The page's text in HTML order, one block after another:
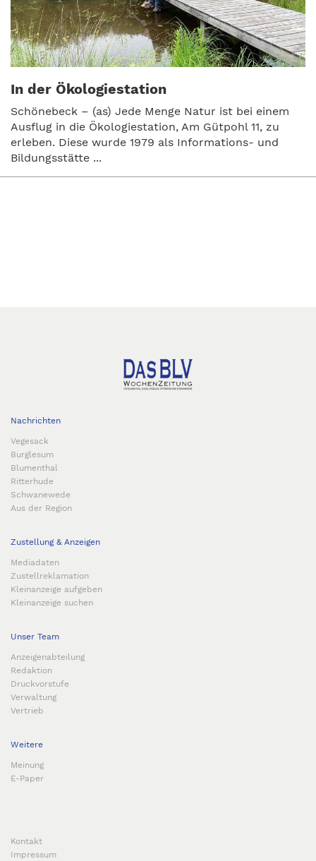
In der Ökologiestation
Schönebeck – (as) Jede Menge Natur ist bei einem
Ausflug in die Ökologiestation, Am Gütpohl 11, zu
erleben. Diese wurde 1979 als Informations- und
Bildungsstätte ...
Nachrichten
Vegesack
Burglesum
Blumenthal
Ritterhude
Schwanewede
Aus der Region
Zustellung & Anzeigen
Mediadaten
Zustellreklamation
Kleinanzeige aufgeben
Kleinanzeige suchen
Unser Team
Anzeigenabteilung
Redaktion
Druckvorstufe
Verwaltung
Vertrieb
Weitere
Meinung
E-Paper
Kontakt
Impressum